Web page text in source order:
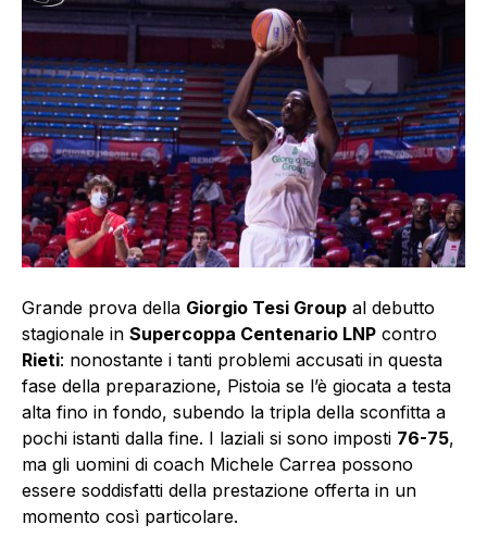
Grande prova della Giorgio Tesi Group al debutto
stagionale in Supercoppa Centenario LNP contro
Rieti: nonostante i tanti problemi accusati in questa
fase della preparazione, Pistoia se l’è giocata a testa
alta fino in fondo, subendo la tripla della sconfitta a
pochi istanti dalla fine. I laziali si sono imposti 76-75,
ma gli uomini di coach Michele Carrea possono
essere soddisfatti della prestazione offerta in un
momento così particolare.